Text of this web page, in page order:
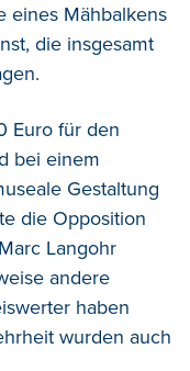
eines Mähbalkens
die insgesamt
Euro für den
bei einem
Gestaltung
die Opposition
Langohr
andere
haben
wurden auch